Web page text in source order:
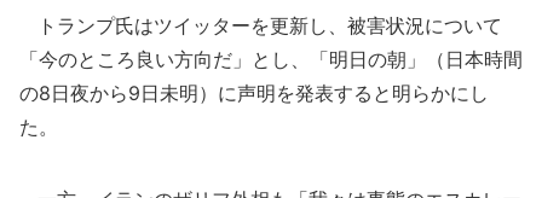
トランプ氏はツイッターを更新し、被害状況について
「今のところ良い方向だ」とし、「明日の朝」（日本時間
の8日夜から9日未明）に声明を発表すると明らかにし
た。